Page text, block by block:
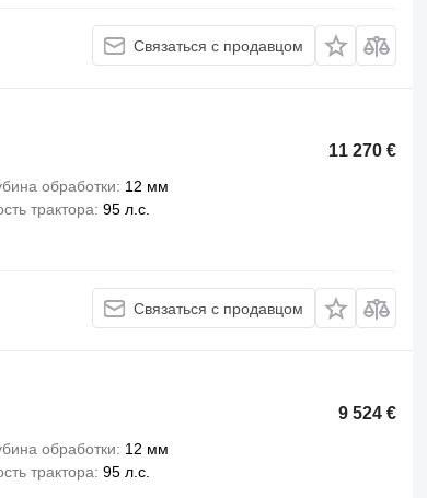
Связаться с продавцом
11 270 €
обработки
12 мм
трактора 95 л.с.
Связаться с продавцом
9 524 €
обработки
12 мм
трактора 95 л.с.